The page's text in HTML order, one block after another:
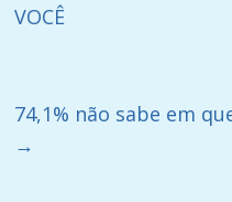
VOCÊ
74,1% não sabe em
→